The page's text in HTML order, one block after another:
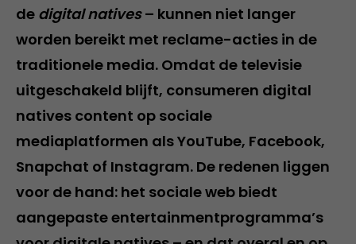
de digital natives– kunnen niet langer
worden bereikt met reclame-acties in de
traditionele media. Omdat de televisie
uitgeschakeld blijft, consumeren digital
natives content op sociale
mediaplatformen als YouTube, Facebook,
Snapchat of Instagram. De redenen liggen
voor de hand: het sociale web biedt
aangepaste entertainmentprogramma’s